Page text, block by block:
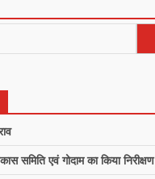
समिति एवं गोदाम का किया निरीक्षण